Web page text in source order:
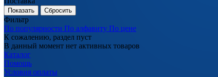
Сбросить
Фильтр
По популярности По алфавиту По цене
К сожалению, раздел пуст
В данный момент нет активных товаров
Каталог
Помощь
Условия оплаты